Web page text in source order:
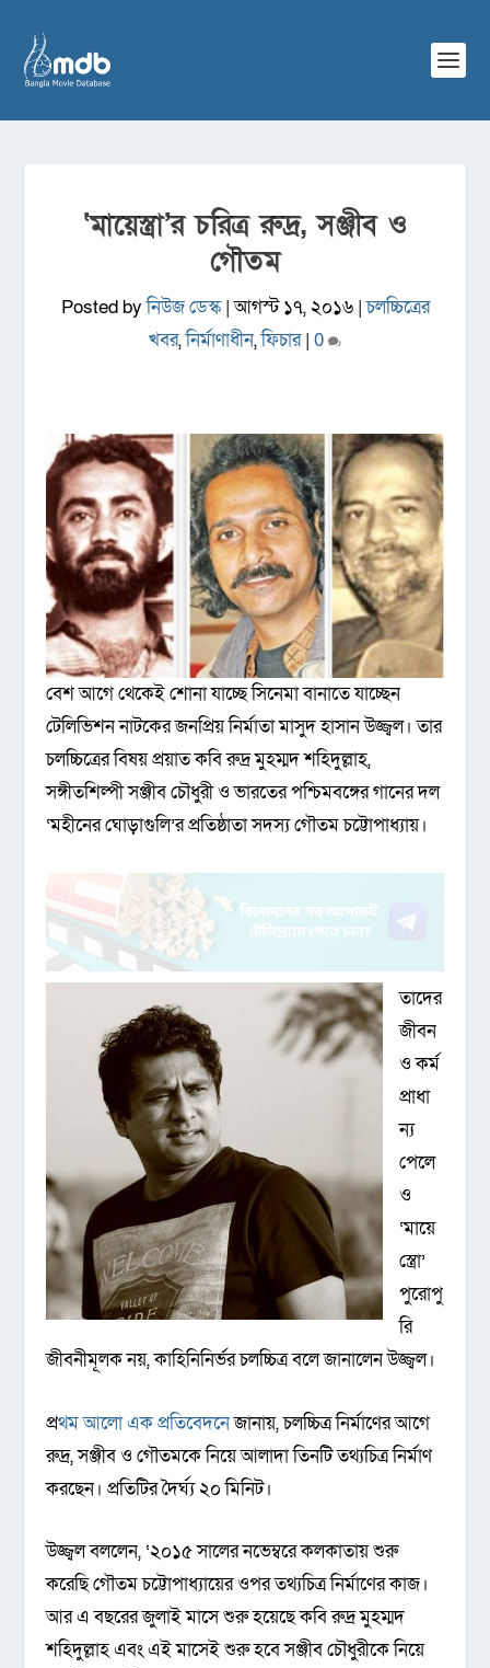
‘মায়েস্ত্রা’র চরিত্র রুদ্র, সঞ্জীব ও
গৌতম
Posted byনিউজ ডেস্ক|আগস্ট ১৭, ২০১৬|চলচ্চিত্রের
খবর,নির্মাণাধীন,ফিচার| 0
বেশ আগে থেকেই শোনা যাচ্ছে সিনেমা বানাতে যাচ্ছেন
টেলিভিশন নাটকের জনপ্রিয় নির্মাতা মাসুদ হাসান উজ্জ্বল। তার
চলচ্চিত্রের বিষয় প্রয়াত কবি রুদ্র মুহম্মদ শহিদুল্লাহ,
সঙ্গীতশিল্পী সঞ্জীব চৌধুরী ও ভারতের পশ্চিমবঙ্গের গানের দল
‘মহীনের ঘোড়াগুলি’র প্রতিষ্ঠাতা সদস্য গৌতম চট্টোপাধ্যায়।
তাদের
জীবন
ও কর্ম
প্রাধা
ন্য
পেলে
ও
‘মায়ে
স্ত্রো’
পুরোপু
রি
জীবনীমূলক নয়, কাহিনিনির্ভর চলচ্চিত্র বলে জানালেন উজ্জ্বল।
প্রথম আলো এক প্রতিবেদনেজানায়, চলচ্চিত্র নির্মাণের আগে
রুদ্র, সঞ্জীব ও গৌতমকে নিয়ে আলাদা তিনটি তথ্যচিত্র নির্মাণ
করছেন। প্রতিটির দৈর্ঘ্য ২০ মিনিট।
উজ্জ্বল বললেন, ‘২০১৫ সালের নভেম্বরে কলকাতায় শুরু
করেছি গৌতম চট্টোপাধ্যায়ের ওপর তথ্যচিত্র নির্মাণের কাজ।
আর এ বছরের জুলাই মাসে শুরু হয়েছে কবি রুদ্র মুহম্মদ
শহিদুল্লাহ এবং এই মাসেই শুরু হবে সঞ্জীব চৌধুরীকে নিয়ে